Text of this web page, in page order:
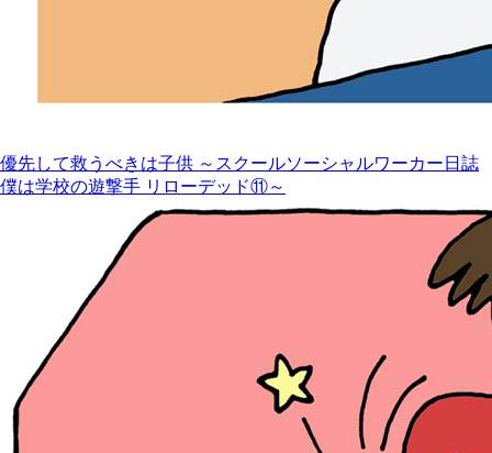
優先して救うべきは子供 ～スクールソーシャルワーカー日誌
僕は学校の遊撃手 リローデッド⑪～